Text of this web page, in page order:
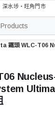
深水埗・旺角門市